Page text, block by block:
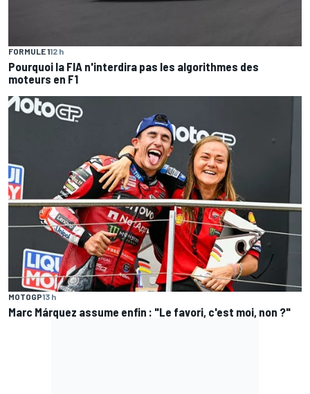
FORMULE 112 h
Pourquoi la FIA n'interdira pas les algorithmes des
moteurs en F1
MOTOGP13 h
Marc Márquez assume enfin : "Le favori, c'est moi, non ?"